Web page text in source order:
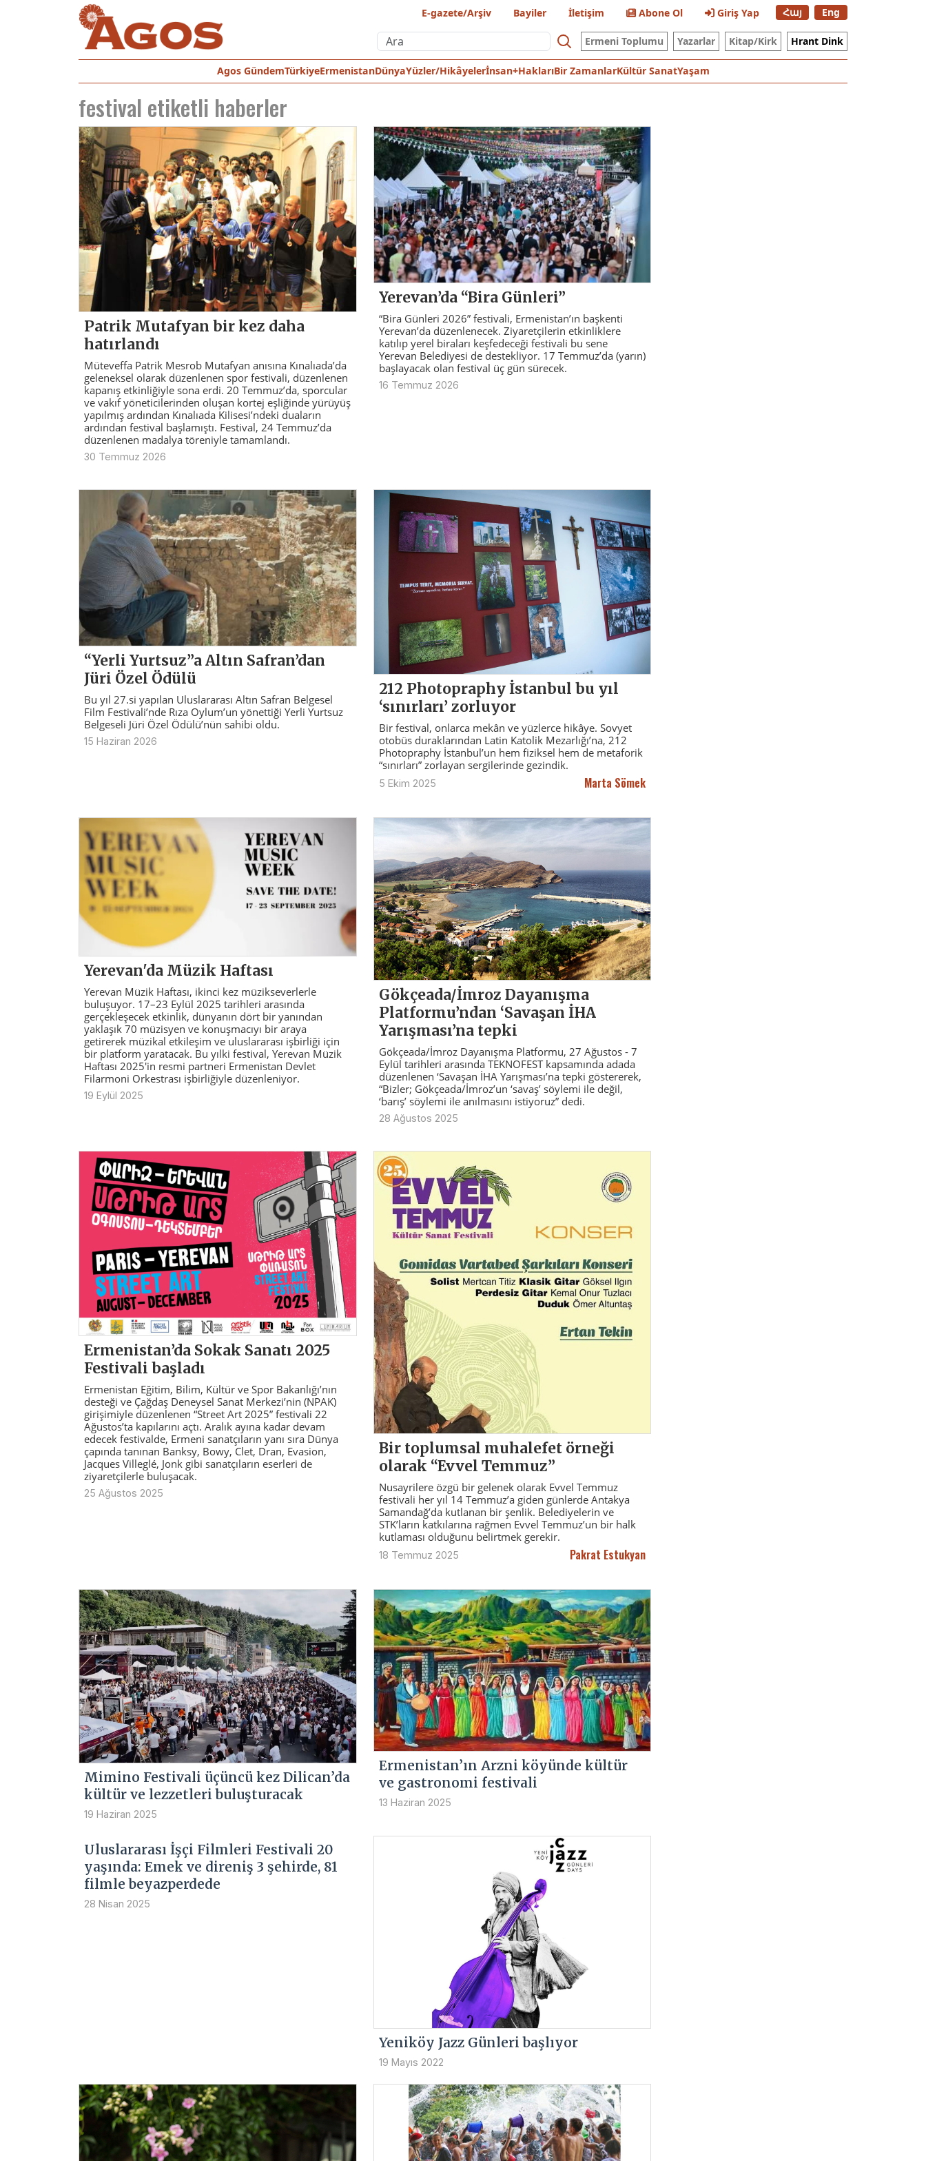
E-gazete/Arşiv Bayiler İletişim Abone Ol Giriş Yap Հայ Eng
Ermeni Toplumu Yazarlar Kitap/Kirk Hrant Dink
Agos GündemTürkiyeErmenistanDünyaYüzler/Hikâyelerİnsan+HaklarıBir ZamanlarKültür SanatYaşam
festival etiketli haberler
Patrik Mutafyan bir kez daha
hatırlandı
Müteveffa Patrik Mesrob Mutafyan anısına Kınalıada’da
geleneksel olarak düzenlenen spor festivali, düzenlenen
kapanış etkinliğiyle sona erdi. 20 Temmuz’da, sporcular
ve vakıf yöneticilerinden oluşan kortej eşliğinde yürüyüş
yapılmış ardından Kınalıada Kilisesi’ndeki duaların
ardından festival başlamıştı. Festival, 24 Temmuz’da
düzenlenen madalya töreniyle tamamlandı.
30 Temmuz 2026
Yerevan’da “Bira Günleri”
“Bira Günleri 2026” festivali, Ermenistan’ın başkenti
Yerevan’da düzenlenecek. Ziyaretçilerin etkinliklere
katılıp yerel biraları keşfedeceği festivali bu sene
Yerevan Belediyesi de destekliyor. 17 Temmuz’da (yarın)
başlayacak olan festival üç gün sürecek.
16 Temmuz 2026
“Yerli Yurtsuz”a Altın Safran’dan
Jüri Özel Ödülü
Bu yıl 27.si yapılan Uluslararası Altın Safran Belgesel
Film Festivali’nde Rıza Oylum’un yönettiği Yerli Yurtsuz
Belgeseli Jüri Özel Ödülü’nün sahibi oldu.
15 Haziran 2026
212 Photopraphy İstanbul bu yıl
‘sınırları’ zorluyor
Bir festival, onlarca mekân ve yüzlerce hikâye. Sovyet
otobüs duraklarından Latin Katolik Mezarlığı’na, 212
Photopraphy İstanbul’un hem fiziksel hem de metaforik
“sınırları” zorlayan sergilerinde gezindik.
5 Ekim 2025 Marta Sömek
Yerevan'da Müzik Haftası
Yerevan Müzik Haftası, ikinci kez müzikseverlerle
buluşuyor. 17–23 Eylül 2025 tarihleri arasında
gerçekleşecek etkinlik, dünyanın dört bir yanından
yaklaşık 70 müzisyen ve konuşmacıyı bir araya
getirerek müzikal etkileşim ve uluslararası işbirliği için
bir platform yaratacak. Bu yılki festival, Yerevan Müzik
Haftası 2025'in resmi partneri Ermenistan Devlet
Filarmoni Orkestrası işbirliğiyle düzenleniyor.
19 Eylül 2025
Gökçeada/İmroz Dayanışma
Platformu’ndan ‘Savaşan İHA
Yarışması’na tepki
Gökçeada/İmroz Dayanışma Platformu, 27 Ağustos - 7
Eylül tarihleri arasında TEKNOFEST kapsamında adada
düzenlenen ‘Savaşan İHA Yarışması’na tepki göstererek,
“Bizler; Gökçeada/İmroz’un ‘savaş’ söylemi ile değil,
‘barış’ söylemi ile anılmasını istiyoruz” dedi.
28 Ağustos 2025
Ermenistan’da Sokak Sanatı 2025
Festivali başladı
Ermenistan Eğitim, Bilim, Kültür ve Spor Bakanlığı’nın
desteği ve Çağdaş Deneysel Sanat Merkezi’nin (NPAK)
girişimiyle düzenlenen “Street Art 2025” festivali 22
Ağustos’ta kapılarını açtı. Aralık ayına kadar devam
edecek festivalde, Ermeni sanatçıların yanı sıra Dünya
çapında tanınan Banksy, Bowy, Clet, Dran, Evasion,
Jacques Villeglé, Jonk gibi sanatçıların eserleri de
ziyaretçilerle buluşacak.
25 Ağustos 2025
Bir toplumsal muhalefet örneği
olarak “Evvel Temmuz”
Nusayrilere özgü bir gelenek olarak Evvel Temmuz
festivali her yıl 14 Temmuz’a giden günlerde Antakya
Samandağ’da kutlanan bir şenlik. Belediyelerin ve
STK’ların katkılarına rağmen Evvel Temmuz’un bir halk
kutlaması olduğunu belirtmek gerekir.
18 Temmuz 2025 Pakrat Estukyan
Mimino Festivali üçüncü kez Dilican’da
kültür ve lezzetleri buluşturacak
19 Haziran 2025
Ermenistan’ın Arzni köyünde kültür
ve gastronomi festivali
13 Haziran 2025
Uluslararası İşçi Filmleri Festivali 20
yaşında: Emek ve direniş 3 şehirde, 81
filmle beyazperdede
28 Nisan 2025
Yeniköy Jazz Günleri başlıyor
19 Mayıs 2022